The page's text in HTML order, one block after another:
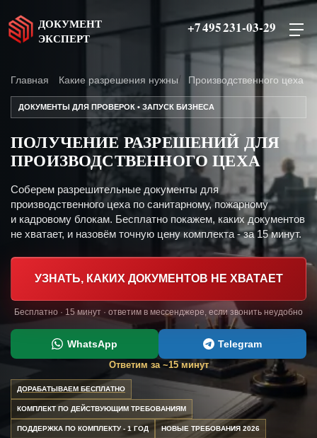
ДОКУМЕНТ
ЭКСПЕРТ
+7 495 231-03-29
Главная Какие разрешения нужны Производственного цеха
ДОКУМЕНТЫ ДЛЯ ПРОВЕРОК • ЗАПУСК БИЗНЕСА
ПОЛУЧЕНИЕ РАЗРЕШЕНИЙ ДЛЯ
ПРОИЗВОДСТВЕННОГО ЦЕХА
Соберем разрешительные документы для
производственного цеха по санитарному, пожарному
и кадровому блокам. Бесплатно покажем, каких документов
не хватает, и назовём точную цену комплекта - за 15 минут.
УЗНАТЬ, КАКИХ ДОКУМЕНТОВ НЕ ХВАТАЕТ
Бесплатно · 15 минут · ответим в мессенджере, если звонить неудобно
WhatsApp Telegram
Ответим за ~15 минут
ДОРАБАТЫВАЕМ БЕСПЛАТНО
КОМПЛЕКТ ПО ДЕЙСТВУЮЩИМ ТРЕБОВАНИЯМ
ПОДДЕРЖКА ПО КОМПЛЕКТУ - 1 ГОД НОВЫЕ ТРЕБОВАНИЯ 2026